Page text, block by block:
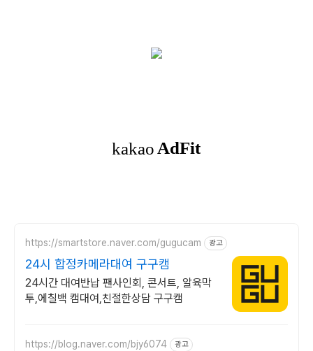
https://smartstore.naver.com/gugucam 광고
24시 합정카메라대여 구구캠
24시간 대여반납 팬사인회, 콘서트, 알육막
투,에칠백 캠대여,친절한상담 구구캠
https://blog.naver.com/bjy6074 광고